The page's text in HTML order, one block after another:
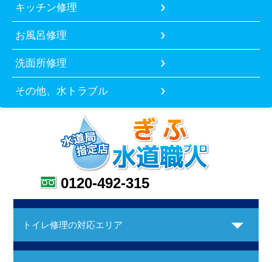
キッチン修理
お風呂修理
洗面所修理
その他、水トラブル
0120-492-315
トイレ修理の対応エリア